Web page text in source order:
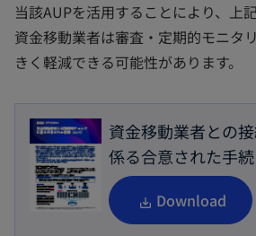
当該AUPを活用することにより、上
資金移動業者は審査・定期的モニタ
きく軽減できる可能性があります。
資金移動業者との
係る合意された手続
Download
新
し